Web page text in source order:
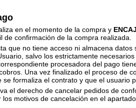
en el momento de la compra y
de confirmación de la compra realizada.
que no tiene acceso ni almacena datos
salvo los estrictamente
procesadora del pago
Una vez finalizado el proceso de
formaliza el contrato y que el usuario
el derecho de cancelar pedidos de
motivos de cancelación en el